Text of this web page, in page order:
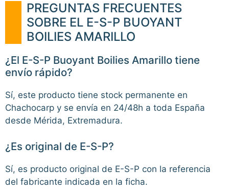
PREGUNTAS FRECUENTES
SOBRE EL E-S-P BUOYANT
BOILIES AMARILLO
¿El E-S-P Buoyant Boilies Amarillo tiene
envío rápido?
Sí, este producto tiene stock permanente en
Chachocarp y se envía en 24/48h a toda España
desde Mérida, Extremadura.
¿Es original de E-S-P?
Sí, es producto original de E-S-P con la referencia
del fabricante indicada en la ficha.